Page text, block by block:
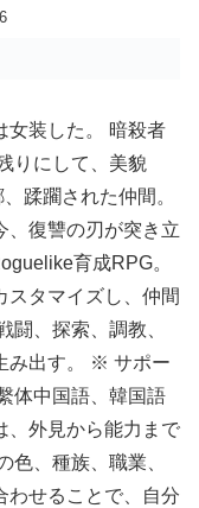
装した。 暗殺者
りにして、美貌
蹂躙された仲間。
、復讐の刃が突き立
育成RPG。
スタマイズし、仲間
闘、探索、調教、
み出す。 ※ サポー
体中国語、韓国語
、外見から能力まで
色、種族、職業、
せることで、自分